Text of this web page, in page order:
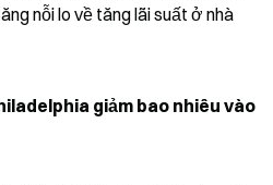
nỗi lo về tăng lãi suất ở nhà
giảm bao nhiêu vào